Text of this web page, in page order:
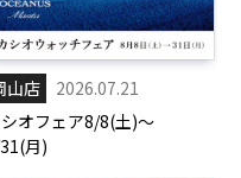
山店
2026.07.21
オフェア8/8(土)～
月)